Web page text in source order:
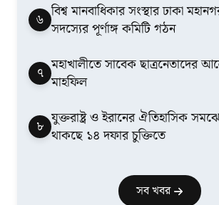
৬ বিশ্ব মানবাধিকার সংস্থার ঢাকা
সদস্যের পূর্ণাঙ্গ কমিটি গঠন
৭ মহাখালীতে সাবেক ছাত্রনেতাদের
মাহফিল
৮ যুক্তরাষ্ট্র ও ইরানের ঐতিহাসিক
থাকছে ১৪ দফার চুক্তিতে
সব খবর